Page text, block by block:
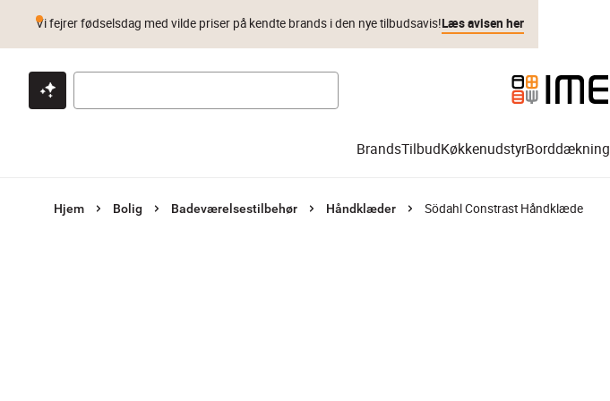
Klik & hent Byt i 1 år Prismatch
Vi fejrer fødselsdag med vilde priser på kendte brands i den nye tilbudsavis!Læs avisen her
BrandsTilbudKøkkenudstyrBorddækning
Hjem Bolig Badeværelsestilbehør Håndklæder Södahl Constrast Håndklæde